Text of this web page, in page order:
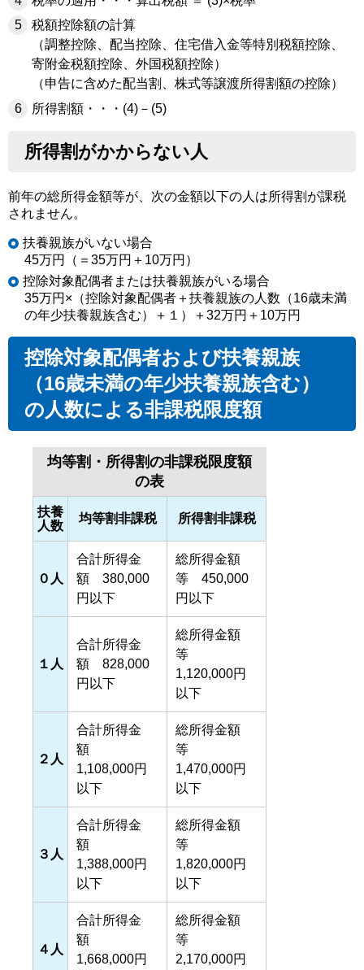
税額控除額の計算
（調整控除、配当控除、住宅借入金等特別税額控除、
寄附金税額控除、外国税額控除）
（申告に含めた配当割、株式等譲渡所得割額の控除）
所得割額・・・(4)－(5)
所得割がかからない人
前年の総所得金額等が、次の金額以下の人は所得割が課税
されません。
扶養親族がいない場合
45万円（＝35万円＋10万円）
控除対象配偶者または扶養親族がいる場合
35万円×（控除対象配偶者＋扶養親族の人数（16歳未満
の年少扶養親族含む）＋１）＋32万円＋10万円
控除対象配偶者および扶養親族
（16歳未満の年少扶養親族含む）
の人数による非課税限度額
均等割・所得割の非課税限度額
の表
扶養
人数
均等割非課税 所得割非課税
０人
合計所得金
額 380,000
円以下
総所得金額
等 450,000
円以下
１人
合計所得金
額 828,000
円以下
総所得金額
等
1,120,000円
以下
２人
合計所得金
額
1,108,000円
以下
総所得金額
等
1,470,000円
以下
３人
合計所得金
額
1,388,000円
以下
総所得金額
等
1,820,000円
以下
４人
合計所得金
額
1,668,000円
総所得金額
等
2,170,000円